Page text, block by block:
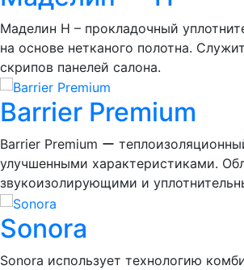
Маделин Н – прокладочный
на основе нетканого полотна.
скрипов панелей салона.
Barrier Premium
Barrier Premium ー
улучшенными характеристиками.
звукоизолирующими и
Sonora
Sonora использует технологию